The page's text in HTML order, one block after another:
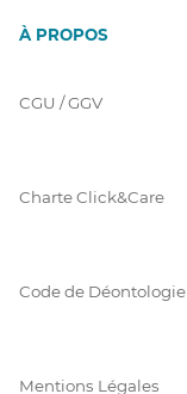
À PROPOS
CGU / GGV
Charte Click&Care
Code de Déontologie
Mentions Légales